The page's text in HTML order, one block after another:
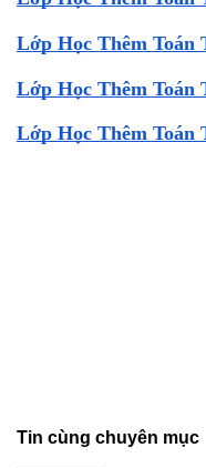
Lớp Học Thêm Toán
Lớp Học Thêm Toán
Lớp Học Thêm
Tin cùng chuyên mục